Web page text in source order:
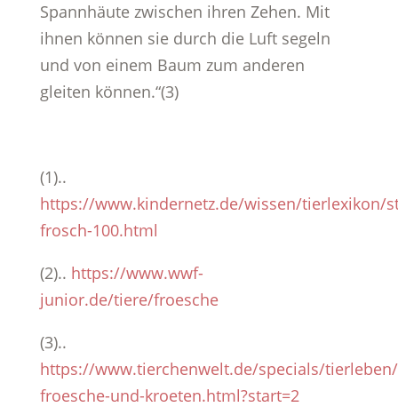
Spannhäute zwischen ihren Zehen. Mit
ihnen können sie durch die Luft segeln
und von einem Baum zum anderen
gleiten können.“(3)
(1)..
https://www.kindernetz.de/wissen/tierlexikon/
frosch-100.html
(2).. https://www.wwf-
junior.de/tiere/froesche
(3)..
https://www.tierchenwelt.de/specials/
froesche-und-kroeten.html?start=2